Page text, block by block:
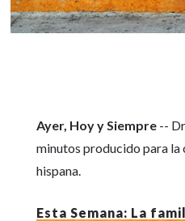
Ayer, Hoy y Siempre--
minutos producido para la
hispana.
La